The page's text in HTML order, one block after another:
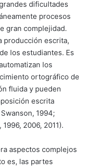
dificultades
procesos
gran complejidad.
producción escrita,
los estudiantes. Es
los
ortográfico de
fluida y pueden
escrita
1994;
2006, 2011).
aspectos complejos
es, las partes